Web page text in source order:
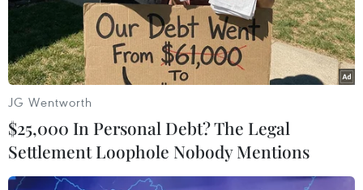
(TTXVN/Vietnam+)
JG Wentworth
$25,000 In Personal Debt? The Legal
Settlement Loophole Nobody Mentions